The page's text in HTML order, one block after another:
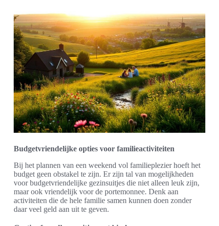
Budgetvriendelijke opties voor familieactiviteiten
Bij het plannen van een weekend vol familieplezier hoeft het
budget geen obstakel te zijn. Er zijn tal van mogelijkheden
voor budgetvriendelijke gezinsuitjes die niet alleen leuk zijn,
maar ook vriendelijk voor de portemonnee. Denk aan
activiteiten die de hele familie samen kunnen doen zonder
daar veel geld aan uit te geven.